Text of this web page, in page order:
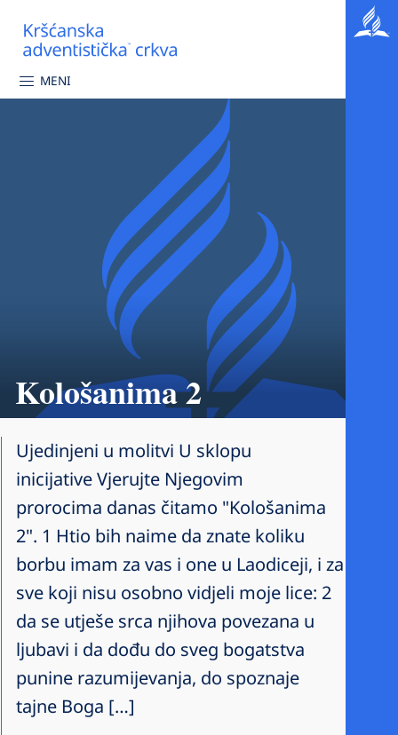
MENI
Kološanima 2
Ujedinjeni u molitvi U sklopu
inicijative Vjerujte Njegovim
prorocima danas čitamo "Kološanima
2". 1 Htio bih naime da znate koliku
borbu imam za vas i one u Laodiceji, i za
sve koji nisu osobno vidjeli moje lice: 2
da se utješe srca njihova povezana u
ljubavi i da dođu do sveg bogatstva
punine razumijevanja, do spoznaje
tajne Boga […]